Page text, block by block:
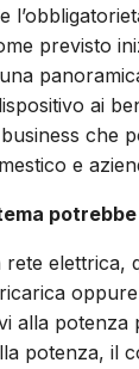
previsto
ai
che
e
alla potenza
potenza, il